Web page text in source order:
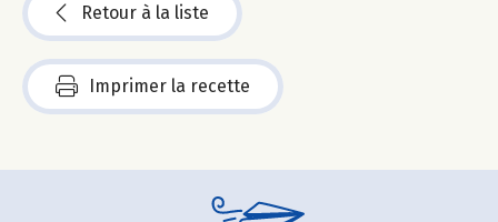
Retour à la liste
Imprimer la recette